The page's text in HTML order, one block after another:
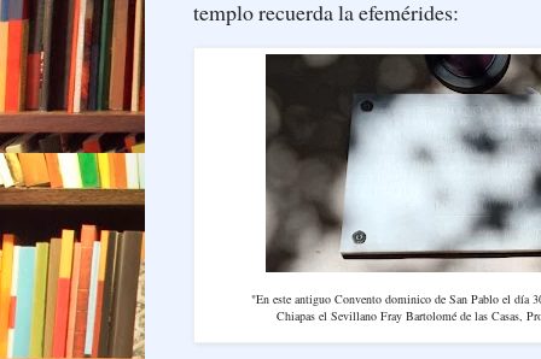
templo recuerda la efemérides:
"En este antiguo Convento dominico de San Pablo el día
Chiapas el Sevillano Fray Bartolomé de las Casas,